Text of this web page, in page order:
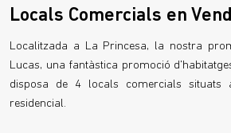
Locals Comercials en
Localitzada a La Princesa, la nostra
Lucas, una fantàstica promoció
disposa de 4 locals comercials
residencial.